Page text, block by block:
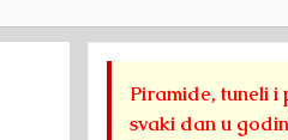
Piramide, tuneli i
svaki dan u